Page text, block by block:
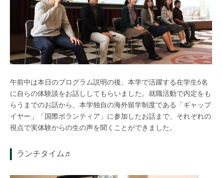
午前中は本日のプログラム説明の後、本学で活躍する在学生6名
に自らの体験談をお話ししてもらいました。就職活動で内定をも
らうまでのお話から、本学独自の海外留学制度である「ギャップ
イヤー」「国際ボランティア」に参加したお話まで、それぞれの
視点で実体験からの生の声を聞くことができました。
ランチタイム♬